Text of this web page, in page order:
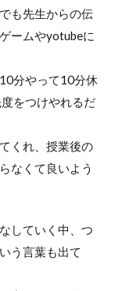
も先生からの伝
ームやyotubeに
分やって10分休
をつけやれるだ
くれ、授業後の
なくて良いよう
していく中、つ
う言葉も出て